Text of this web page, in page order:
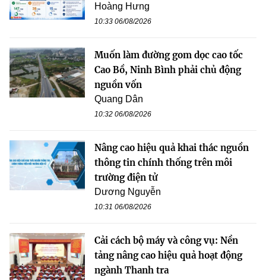
Hoàng Hưng
10:33 06/08/2026
Muốn làm đường gom dọc cao tốc
Cao Bồ, Ninh Bình phải chủ động
nguồn vốn
Quang Dân
10:32 06/08/2026
Nâng cao hiệu quả khai thác nguồn
thông tin chính thống trên môi
trường điện tử
Dương Nguyễn
10:31 06/08/2026
Cải cách bộ máy và công vụ: Nền
tảng nâng cao hiệu quả hoạt động
ngành Thanh tra